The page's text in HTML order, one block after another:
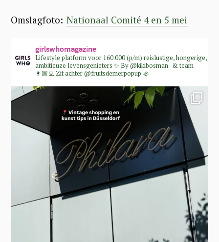
Omslagfoto: Nationaal Comité 4 en 5 mei
girlswhomagazine
Lifestyle platform voor 160.000 (p/m) reislustige, hongerige,
ambitieuze levensgenieters ✨ By @kikibosman_ & team
👩🏼‍💻 Zit achter @fruitsdemerpopup 🦪
h
r